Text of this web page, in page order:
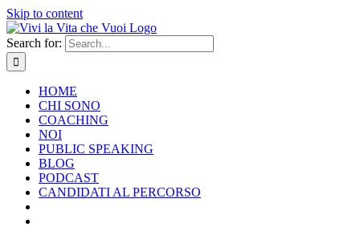
Skip to content
Search for:
HOME
CHI SONO
COACHING
NOI
PUBLIC SPEAKING
BLOG
PODCAST
CANDIDATI AL PERCORSO